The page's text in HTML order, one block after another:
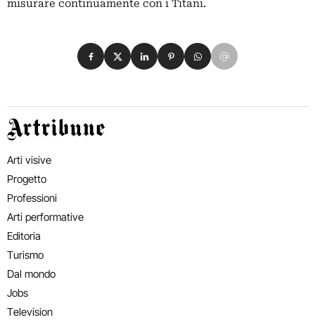
misurare continuamente con i Titani.
Condividi su Facebook
Condividi su X
Condividi su LinkedIn
Condividi su Pinterest
Condividi su WhatsApp
Condividi su Email
Artribune
Arti visive
Progetto
Professioni
Arti performative
Editoria
Turismo
Dal mondo
Jobs
Television